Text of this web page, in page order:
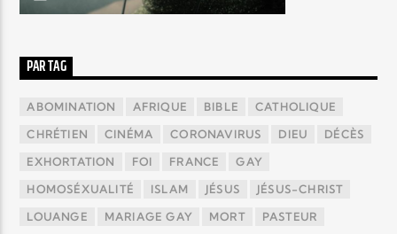
PAR TAG
ABOMINATION AFRIQUE BIBLE CATHOLIQUE
CHRÉTIEN CINÉMA CORONAVIRUS DIEU DÉCÈS
EXHORTATION FOI FRANCE GAY
HOMOSÉXUALITÉ ISLAM JÉSUS JÉSUS-CHRIST
LOUANGE MARIAGE GAY MORT PASTEUR